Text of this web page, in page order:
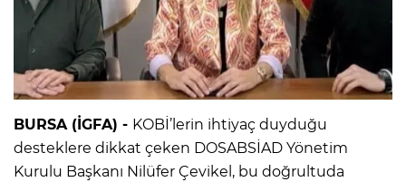
BURSA (İGFA) - KOBİ’lerin ihtiyaç duyduğu
desteklere dikkat çeken DOSABSİAD Yönetim
Kurulu Başkanı Nilüfer Çevikel, bu doğrultuda